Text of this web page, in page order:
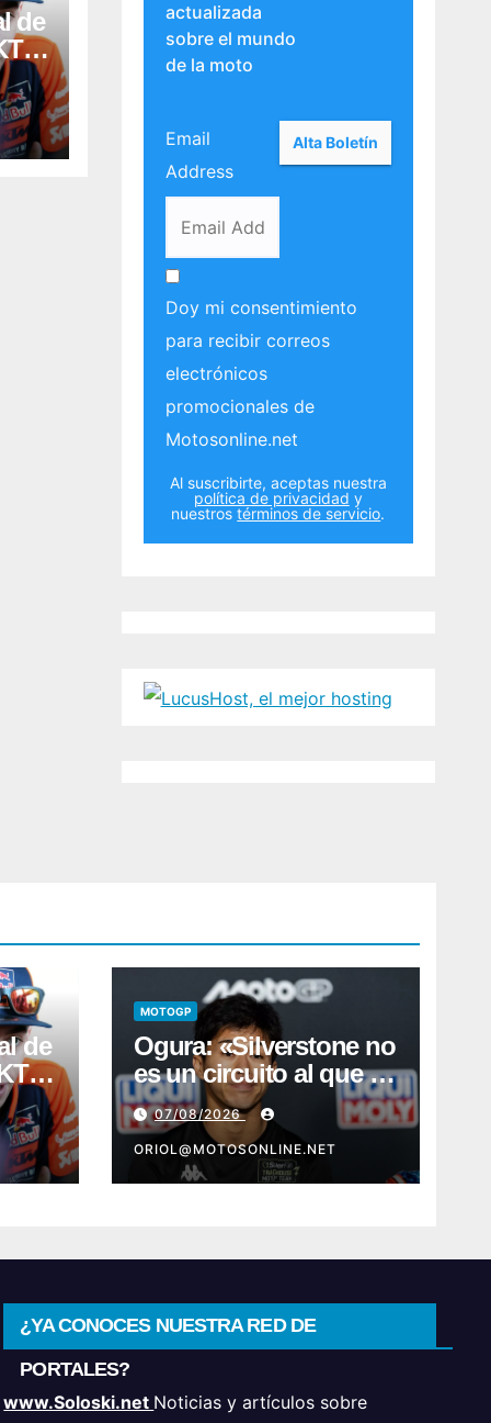
de
actualizada
sobre el mundo
de la moto
Email
Address
Doy mi consentimiento
para recibir correos
electrónicos
promocionales de
Motosonline.net
Al suscribirte, aceptas nuestra
política de privacidad y
nuestrostérminos de servicio.
de
MOTOGP
Ogura: «Silverstone no
es un circuito al que le
tenga muchas ganas»
07/08/2026
ORIOL@MOTOSONLINE.NET
¿YA CONOCES NUESTRA RED DE
PORTALES?
www.Soloski.net Noticias y artículos sobre